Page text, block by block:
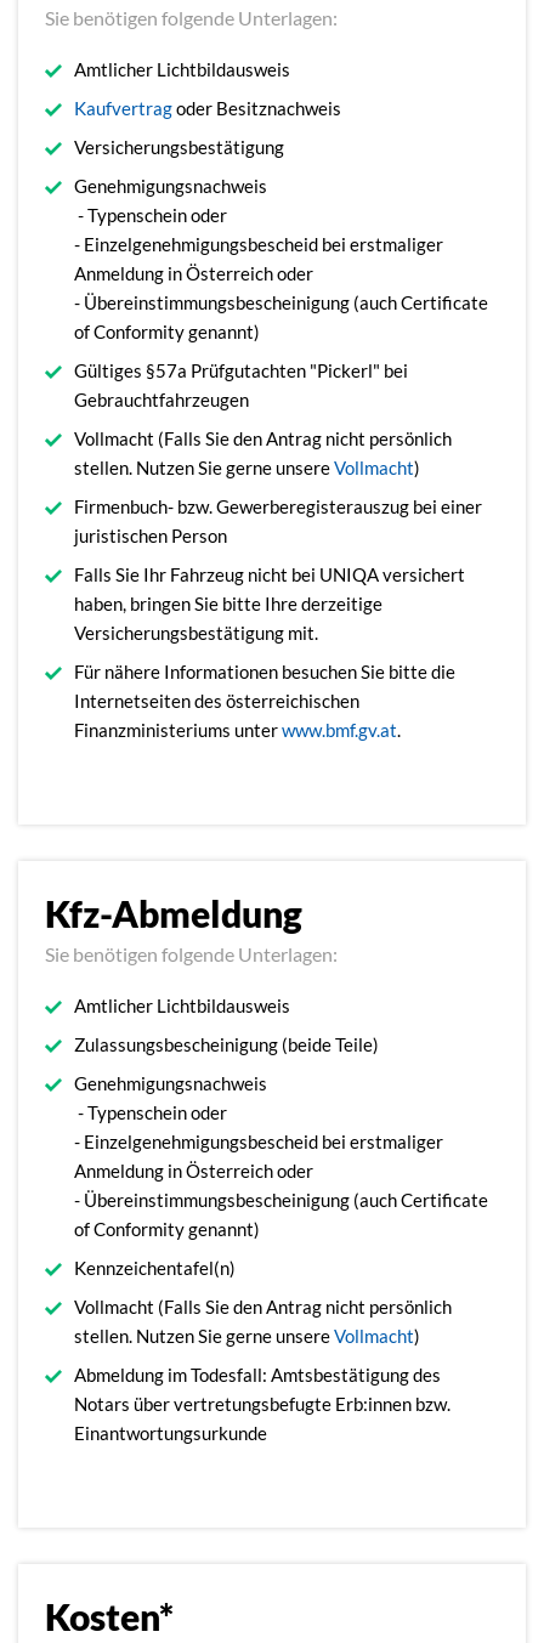
Sie benötigen folgende Unterlagen:
Amtlicher Lichtbildausweis
Kaufvertragoder Besitznachweis
Versicherungsbestätigung
Genehmigungsnachweis
- Typenschein oder
- Einzelgenehmigungsbescheid bei erstmaliger
Anmeldung in Österreich oder
- Übereinstimmungsbescheinigung (auch Certificate
of Conformity genannt)
Gültiges §57a Prüfgutachten "Pickerl" bei
Gebrauchtfahrzeugen
Vollmacht (Falls Sie den Antrag nicht persönlich
stellen. Nutzen Sie gerne unsereVollmacht)
Firmenbuch- bzw. Gewerberegisterauszug bei einer
juristischen Person
Falls Sie Ihr Fahrzeug nicht bei UNIQA versichert
haben, bringen Sie bitte Ihre derzeitige
Versicherungsbestätigung mit.
Für nähere Informationen besuchen Sie bitte die
Internetseiten des österreichischen
Finanzministeriums unterwww.bmf.gv.at.
Kfz-Abmeldung
Sie benötigen folgende Unterlagen:
Amtlicher Lichtbildausweis
Zulassungsbescheinigung (beide Teile)
Genehmigungsnachweis
- Typenschein oder
- Einzelgenehmigungsbescheid bei erstmaliger
Anmeldung in Österreich oder
- Übereinstimmungsbescheinigung (auch Certificate
of Conformity genannt)
Kennzeichentafel(n)
Vollmacht (Falls Sie den Antrag nicht persönlich
stellen. Nutzen Sie gerne unsereVollmacht)
Abmeldung im Todesfall: Amtsbestätigung des
Notars über vertretungsbefugte Erb:innen bzw.
Einantwortungsurkunde
Kosten*